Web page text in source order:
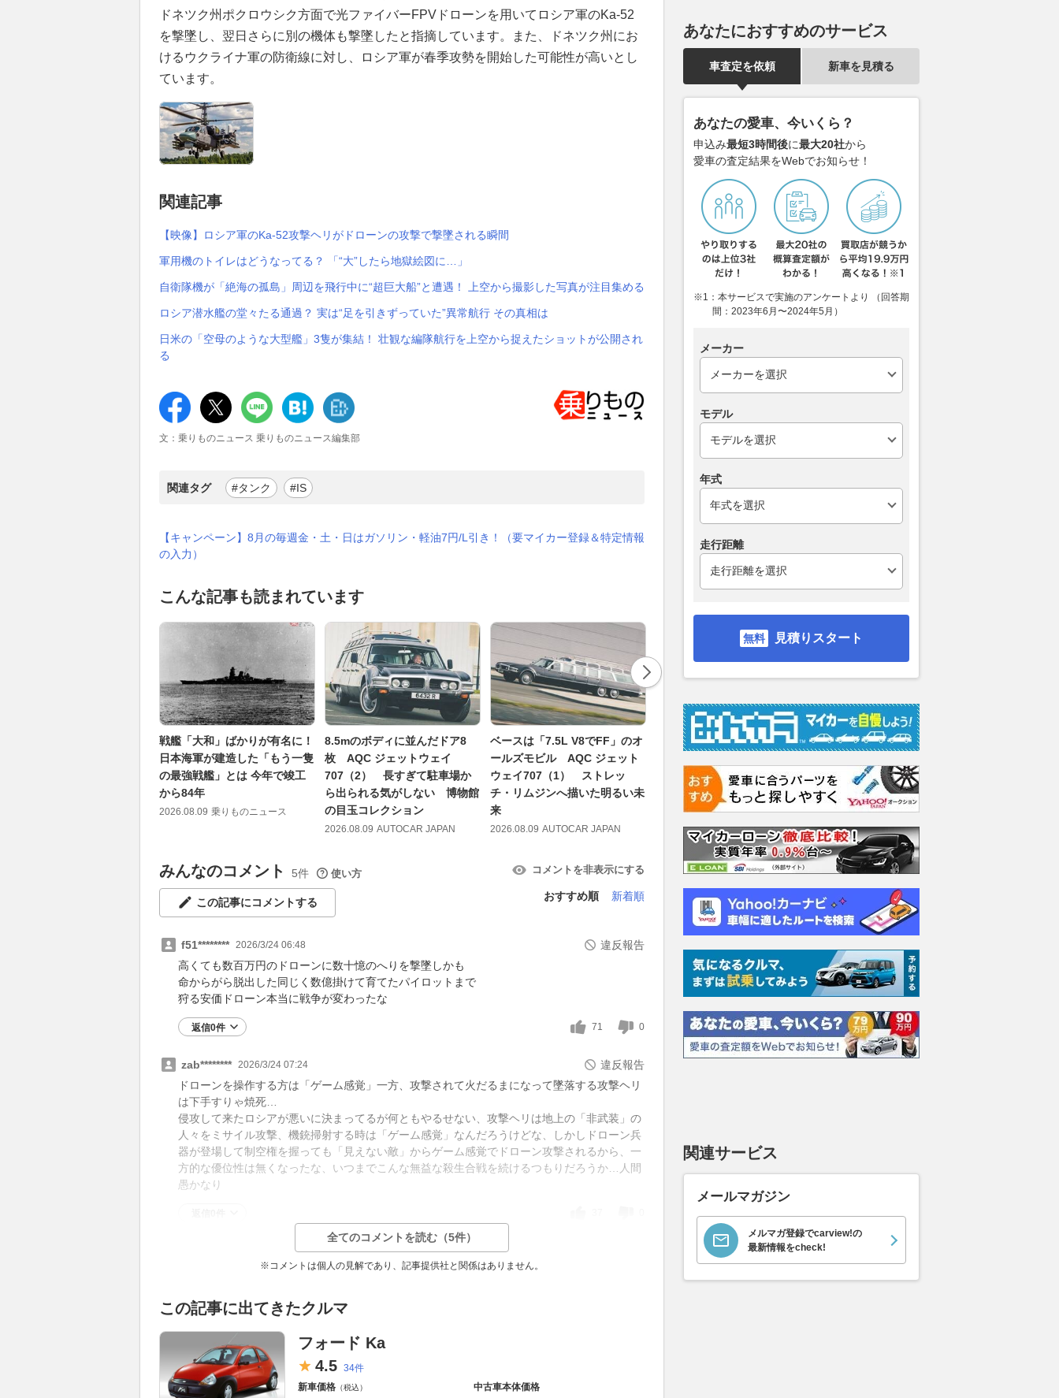
ドネツク州ポクロウシク方面で光ファイバーFPVドローンを用いてロシア軍のKa-52
を撃墜し、翌日さらに別の機体も撃墜したと指摘しています。また、ドネツク州にお
けるウクライナ軍の防衛線に対し、ロシア軍が春季攻勢を開始した可能性が高いとし
ています。
関連記事
【映像】ロシア軍のKa-52攻撃ヘリがドローンの攻撃で撃墜される瞬間
軍用機のトイレはどうなってる？ 「“大”したら地獄絵図に…」
自衛隊機が「絶海の孤島」周辺を飛行中に“超巨大船”と遭遇！ 上空から撮影した写真が注目集める
ロシア潜水艦の堂々たる通過？ 実は“足を引きずっていた”異常航行 その真相は
日米の「空母のような大型艦」3隻が集結！ 壮観な編隊航行を上空から捉えたショットが公開され
る
文：乗りものニュース 乗りものニュース編集部
関連タグ #タンク #IS
【キャンペーン】8月の毎週金・土・日はガソリン・軽油7円/L引き！（要マイカー登録＆特定情報
の入力）
こんな記事も読まれています
戦艦「大和」ばかりが有名に！
日本海軍が建造した「もう一隻
の最強戦艦」とは 今年で竣工
から84年
2026.08.09 乗りものニュース
8.5mのボディに並んだドア8
枚 AQC ジェットウェイ
707（2） 長すぎて駐車場か
ら出られる気がしない 博物館
の目玉コレクション
2026.08.09 AUTOCAR JAPAN
ベースは「7.5L V8でFF」のオ
ールズモビル AQC ジェット
ウェイ707（1） ストレッ
チ・リムジンへ描いた明るい未
来
2026.08.09 AUTOCAR JAPAN
アウディ代表、サインツJr.＆ピ
つか我々が競争力を持てるとい
う認識になっている証拠」
2026.08.09 motorsport.com 日本版
日本で初めて販売された欧州メ
ツーed』【懐かしのカーカタ
ログ】
2026.08.09 レスポンス
みんなのコメント 5件 使い方 コメントを非表示にする
この記事にコメントする
おすすめ順 新着順
f51******** 2026/3/24 06:48
違反報告
高くても数百万円のドローンに数十憶のへりを撃墜しかも
命からがら脱出した同じく数億掛けて育てたパイロットまで
狩る安価ドローン本当に戦争が変わったな
返信0件 71 0
zab******** 2026/3/24 07:24
違反報告
ドローンを操作する方は「ゲーム感覚」一方、攻撃されて火だるまになって墜落する攻撃ヘリ
は下手すりゃ焼死…
侵攻して来たロシアが悪いに決まってるが何ともやるせない、攻撃ヘリは地上の「非武装」の
人々をミサイル攻撃、機銃掃射する時は「ゲーム感覚」なんだろうけどな、しかしドローン兵
器が登場して制空権を握っても「見えない敵」からゲーム感覚でドローン攻撃されるから、一
方的な優位性は無くなったな、いつまでこんな無益な殺生合戦を続けるつもりだろうか…人間
愚かなり
全てのコメントを読む（5件）
※コメントは個人の見解であり、記事提供社と関係はありません。
この記事に出てきたクルマ
フォード Ka
4.5 34件
新車価格 （税込） 中古車本体価格
あなたにおすすめのサービス
車査定を依頼 新車を見積る
あなたの愛車、今いくら？
申込み最短3時間後に最大20社から
愛車の査定結果をWebでお知らせ！
※1：本サービスで実施のアンケートより （回答期
間：2023年6月〜2024年5月）
メーカー
モデル
年式
走行距離
見積りスタート
関連サービス
メールマガジン
メルマガ登録でcarview!の
最新情報をcheck!